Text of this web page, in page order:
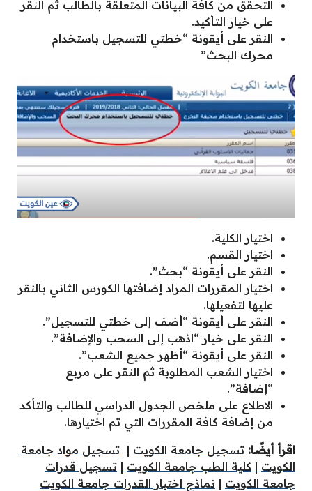
التحقق من كافة البيانات المتعلقة بالطالب ثم النقر
على خيار التأكيد.
النقر على أيقونة “خطتي للتسجيل باستخدام
محرك البحث”
اختيار الكلية.
اختيار القسم.
النقر على أيقونة “بحث”.
اختيار المقررات المراد إضافتها الكورس الثاني بالنقر
عليها لتفعيلها.
النقر على أيقونة “أضف إلى خطتي للتسجيل”.
النقر على خيار “اذهب إلى السحب والإضافة”.
النقر على أيقونة “أظهر جميع الشعب”.
اختيار الشعب المطلوبة ثم النقر على مربع
“إضافة”.
الاطلاع على ملخص الجدول الدراسي للطالب والتأكد
من إضافة كافة المقررات التي تم اختيارها.
اقرأ أيضًا: تسجيل جامعة الكويت | تسجيل مواد جامعة
الكويت | كلية الطب جامعة الكويت | تسجيل قدرات
جامعة الكويت | نماذج اختبار القدرات جامعة الكويت